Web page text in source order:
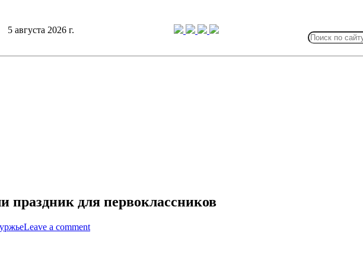
5 августа 2026 г.
for:
праздник для первоклассников
Leave a comment